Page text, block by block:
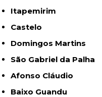
Itapemirim
Castelo
Domingos Martins
São Gabriel da Palha
Afonso Cláudio
Baixo Guandu